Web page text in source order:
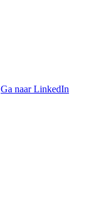
Ga naar LinkedIn